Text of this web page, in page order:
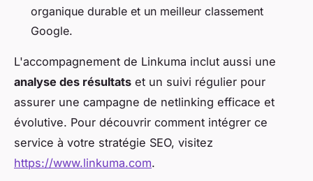
organique durable et un meilleur classement
Google.
L'accompagnement de Linkuma inclut aussi une
analyse des résultats et un suivi régulier pour
assurer une campagne de netlinking efficace et
évolutive. Pour découvrir comment intégrer ce
service à votre stratégie SEO, visitez
https://www.linkuma.com.